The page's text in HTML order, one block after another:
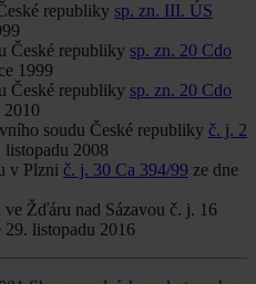
republiky sp. zn. III. ÚS
České republiky sp. zn. 20 Cdo
1999
České republiky sp. zn. 20 Cdo
2010
soudu České republiky č. j. 2
listopadu 2008
v Plzni č. j. 30 Ca 394/99 ze dne
ve Žďáru nad Sázavou č. j. 16
listopadu 2016